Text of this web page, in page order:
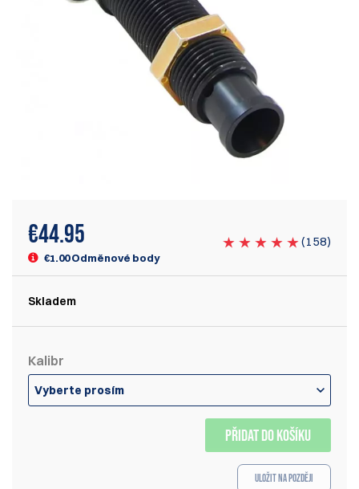
€44.95
€1.00 Odměnové body
(158)
Skladem
Kalibr
Vyberte prosím
PŘIDAT DO KOŠÍKU
Uložit na později